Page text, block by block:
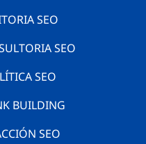
SEO
SEO
SEO
BUILDING
SEO